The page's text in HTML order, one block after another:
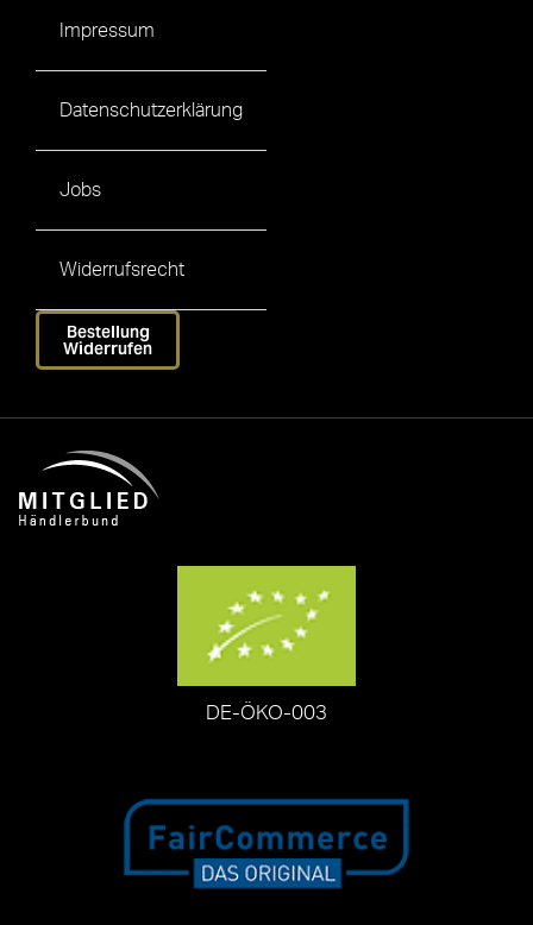
Impressum
Datenschutzerklärung
Jobs
Widerrufsrecht
Bestellung
Widerrufen
DE-ÖKO-003